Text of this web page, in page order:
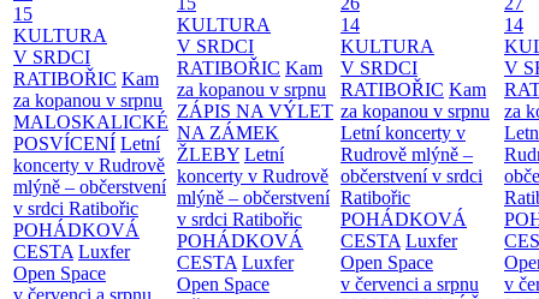
15
KULTURA
V SRDCI
RATIBOŘIC Kam
za kopanou v srpnu
MALOSKALICKÉ
POSVÍCENÍ Letní
koncerty v Rudrově
mlýně – občerstvení
v srdci Ratibořic
POHÁDKOVÁ
CESTA Luxfer
Open Space
KULTURA
V SRDCI
RATIBOŘIC Kam
za kopanou v srpnu
ZÁPIS NA VÝLET
NA ZÁMEK
ŽLEBY Letní
koncerty v Rudrově
mlýně – občerstvení
v srdci Ratibořic
POHÁDKOVÁ
CESTA Luxfer
Open Space
14
KULTURA
V SRDCI
RATIBOŘIC Kam
za kopanou v srpnu
Letní koncerty v
Rudrově mlýně –
občerstvení v srdci
Ratibořic
POHÁDKOVÁ
CESTA Luxfer
Open Space
v červenci a srpnu
14
V
za
v